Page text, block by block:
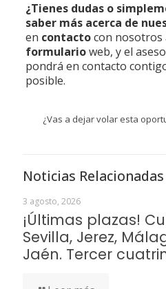
¿Tienes dudas o
saber más acerca de
en contactocon nosotros
formularioweb, y el
pondrá en contacto
posible.
¿Vas a dejar volar esta
Noticias Relacionadas
3 agosto, 2026
¡Últimas plazas!
Sevilla, Jerez,
Jaén. Tercer